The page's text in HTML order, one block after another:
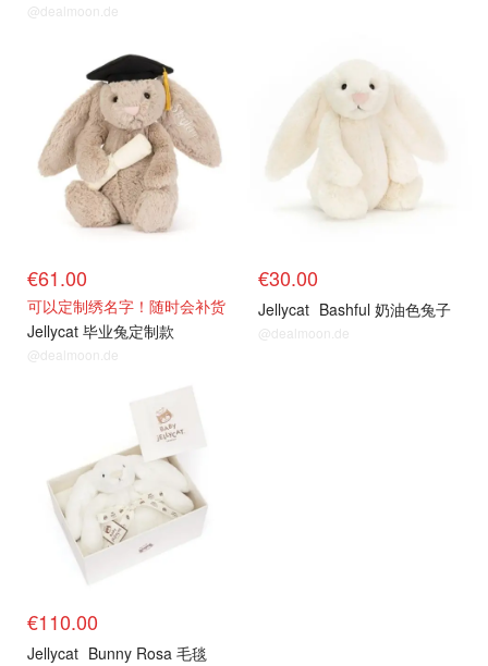
@dealmoon.de
€61.00
可以定制绣名字！随时会补货
Jellycat 毕业兔定制款
@dealmoon.de
€30.00
Jellycat Bashful 奶油色兔子
@dealmoon.de
€110.00
Jellycat Bunny Rosa 毛毯